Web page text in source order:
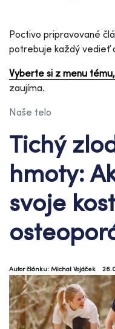
Poctivo pripravované
potrebuje každý vedieť
Vyberte si z menu tému,
zaujíma.
Naše telo
Tichý
hmoty:
svoje
Autor článku: Michal Vojáček